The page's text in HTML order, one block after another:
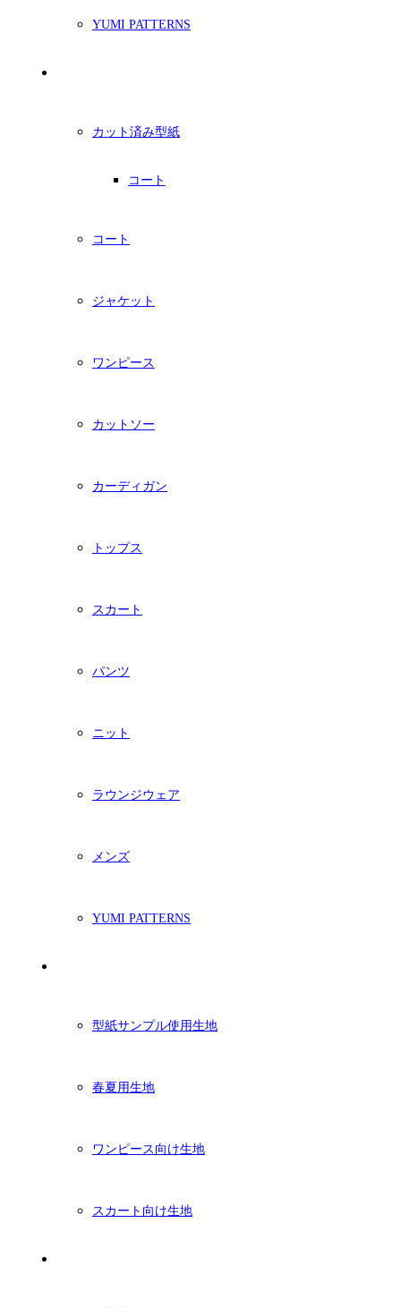
YUMI PATTERNS
カット済み型紙
コート
コート
ジャケット
ワンピース
カットソー
カーディガン
トップス
スカート
パンツ
ニット
ラウンジウェア
メンズ
YUMI PATTERNS
型紙サンプル使用生地
春夏用生地
ワンピース向け生地
スカート向け生地